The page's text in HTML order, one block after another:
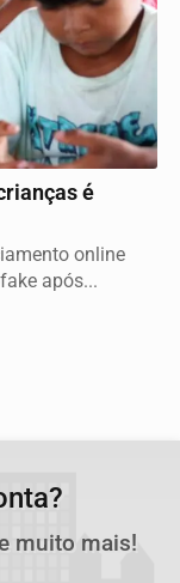
é
online
após...
muito mais!